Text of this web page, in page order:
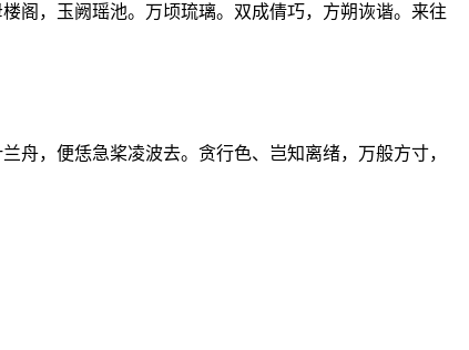
阁，玉阙瑶池。万顷琉璃。双成倩巧，方朔诙谐。来往
舟，便恁急桨凌波去。贪行色、岂知离绪，万般方寸，